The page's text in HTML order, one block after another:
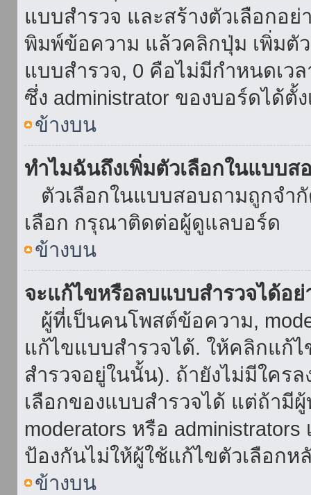
แบบสำรวจ และสร้างตัวเลือกอย่
พิมพ์ข้อความ แล้วคลิกปุ่ม เพิ่มตั
แบบสำรวจ, 0 คือไม่มีกำหนดเว
ซึ่ง administrator ของบอร์ดได้ตั้ง
ข้างบน
ทำไมฉันถึงเพิ่มตัวเลือกในแบบส
ตัวเลือกในแบบสอบถามถูกจำ
เลือก กรุณาติดต่อผู้ดูแลบอร์ด
ข้างบน
จะแก้ไขหรือลบแบบสำรวจได้อย่
ผู้ที่เป็นคนโพสต์ข้อความ,
แก้ไขแบบสำรวจได้. ให้คลิกแก้
สำรวจอยู่ในนั้น). ถ้ายังไม่มีใค
เลือกของแบบสำรวจได้ แต่ถ้ามี
moderators หรือ
ป้องกันไม่ให้ผู้ใช้แก้ไขตัวเลือกห
ข้างบน